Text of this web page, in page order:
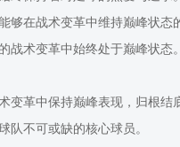
够在战术变革中维持巅峰状
战术变革中始终处于巅峰状态。
变革中保持巅峰表现，归根
队不可或缺的核心球员。